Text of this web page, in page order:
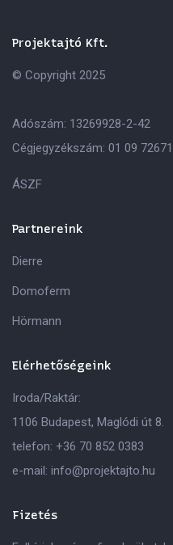
Projektajtó Kft.
© Copyright 2025
Adószám: 13269928-2-42
Cégjegyzékszám: 01 09
ÁSZF
Partnereink
Dierre
Domoferm
Hörmann
Elérhetőségeink
Iroda/Raktár:
1106 Budapest, Maglódi út 8.
telefon: +36 70 852 0383
e-mail: info@projektajto.hu
Fizetés